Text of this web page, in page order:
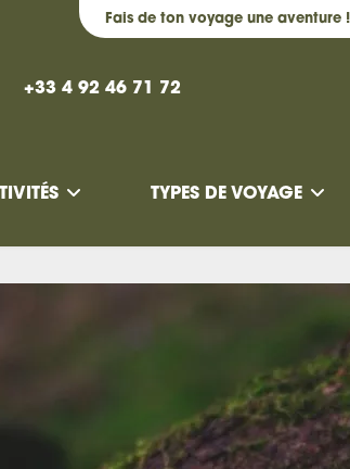
Fais de ton voyage une aventure !
TYPES DE VOYAGE
+33 4 92 46 71 72